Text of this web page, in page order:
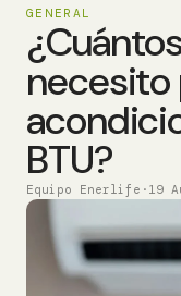
GENERAL
necesito
BTU?
Equipo Enerlife · 19